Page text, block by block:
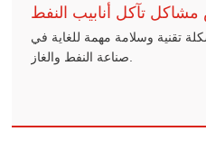
تآكل أنابيب النفط
تقنية وسلامة مهمة للغاية في
صناعة النفط والغاز.